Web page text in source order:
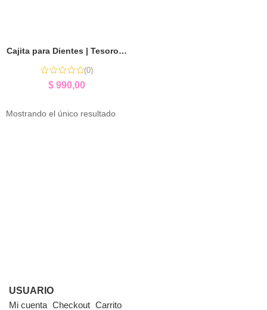
Cajita para Dientes | Tesoros de la Infancia
(0)
$ 990,00
Mostrando el único resultado
USUARIO
Mi cuenta Checkout Carrito